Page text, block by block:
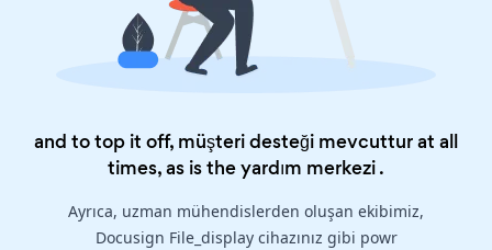
and to top it off, müşteri desteği mevcuttur at all
times, as is theyardım merkezi.
Ayrıca, uzman mühendislerden oluşan ekibimiz,
Docusign File_display cihazınız gibi powr